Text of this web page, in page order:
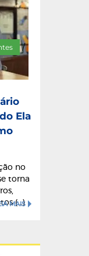
/
Ela
no
torna
(...)
MAIS